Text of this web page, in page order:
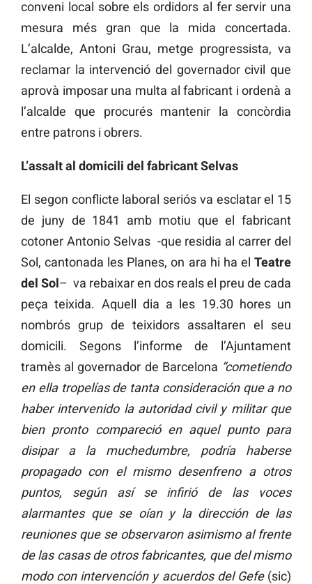
conveni local sobre els ordidors al fer servir una
mesura més gran que la mida concertada.
L’alcalde, Antoni Grau, metge progressista, va
reclamar la intervenció del governador civil que
aprovà imposar una multa al fabricant i ordenà a
l’alcalde que procurés mantenir la concòrdia
entre patrons i obrers.
L’assalt al domicili del fabricant Selvas
El segon conflicte laboral seriós va esclatar el 15
de juny de 1841 amb motiu que el fabricant
cotoner Antonio Selvas -que residia al carrer del
Sol, cantonada les Planes, on ara hi ha el Teatre
del Sol– va rebaixar en dos reals el preu de cada
peça teixida. Aquell dia a les 19.30 hores un
nombrós grup de teixidors assaltaren el seu
domicili. Segons l’informe de l’Ajuntament
tramès al governador de Barcelona “cometiendo
en ella tropelías de tanta consideración que a no
haber intervenido la autoridad civil y militar que
bien pronto compareció en aquel punto para
disipar a la muchedumbre, podría haberse
propagado con el mismo desenfreno a otros
puntos, según así se infirió de las voces
alarmantes que se oían y la dirección de las
reuniones que se observaron asimismo al frente
de las casas de otros fabricantes, que del mismo
modo con intervención y acuerdos del Gefe (sic)